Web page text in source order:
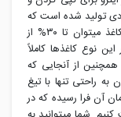
تولید شده است که
به خوبی قابل بازیافت هستند و در ساخت این کاغذ میتوان تا ۳۰% از
این نوع کاغذها کاملاً
از آنجایی که
راحتی تنها با تیغ
آن فرا رسیده که در